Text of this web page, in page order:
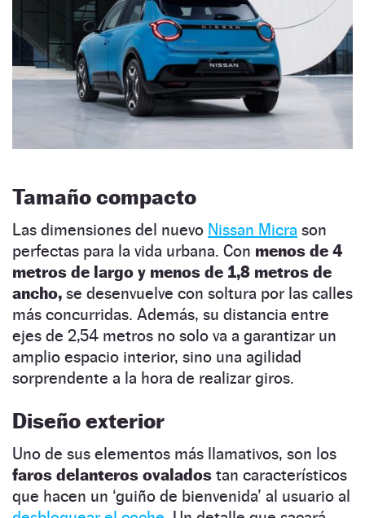
Tamaño compacto
Las dimensiones del nuevo Nissan Micra son
perfectas para la vida urbana. Con menos de 4
metros de largo y menos de 1,8 metros de
ancho, se desenvuelve con soltura por las calles
más concurridas. Además, su distancia entre
ejes de 2,54 metros no solo va a garantizar un
amplio espacio interior, sino una agilidad
sorprendente a la hora de realizar giros.
Diseño exterior
Uno de sus elementos más llamativos, son los
faros delanteros ovalados tan característicos
que hacen un ‘guiño de bienvenida’ al usuario al